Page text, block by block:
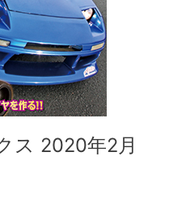
ス 2020年2月